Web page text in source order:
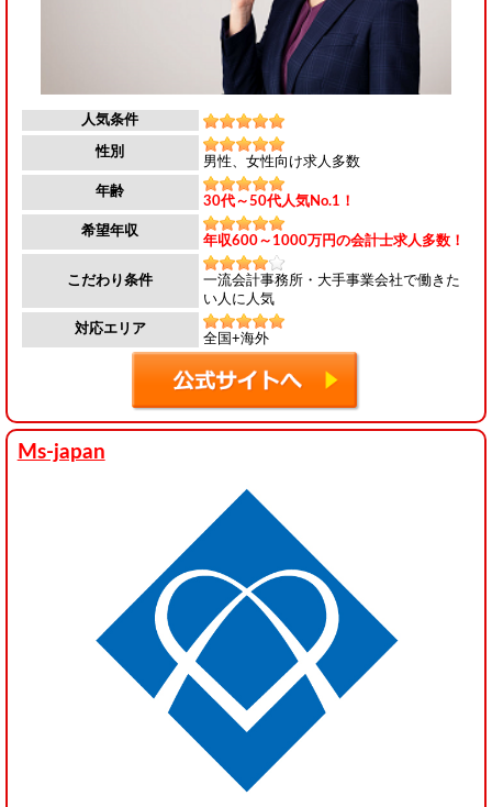
人気条件
性別
男性、女性向け求人多数
年齢
30代～50代人気No.1！
希望年収
年収600～1000万円の会計士求人多数！
こだわり条件
一流会計事務所・大手事業会社で働きた
い人に人気
対応エリア
全国+海外
Ms-japan